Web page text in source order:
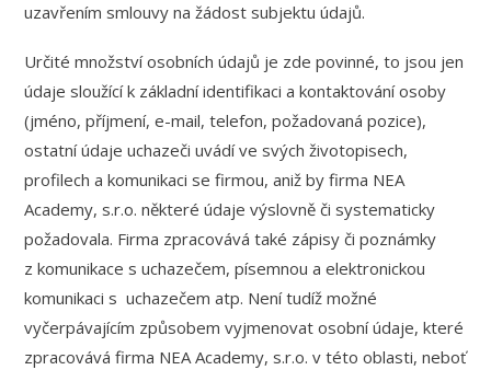
uzavřením smlouvy na žádost subjektu údajů.
Určité množství osobních údajů je zde povinné, to jsou jen
údaje sloužící k základní identifikaci a kontaktování osoby
(jméno, příjmení, e-mail, telefon, požadovaná pozice),
ostatní údaje uchazeči uvádí ve svých životopisech,
profilech a komunikaci se firmou, aniž by firma NEA
Academy, s.r.o. některé údaje výslovně či systematicky
požadovala. Firma zpracovává také zápisy či poznámky
z komunikace s uchazečem, písemnou a elektronickou
komunikaci s uchazečem atp. Není tudíž možné
vyčerpávajícím způsobem vyjmenovat osobní údaje, které
zpracovává firma NEA Academy, s.r.o. v této oblasti, neboť